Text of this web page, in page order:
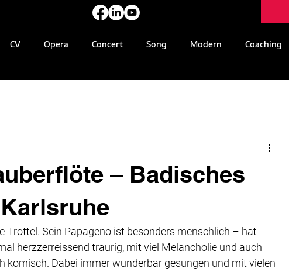
CV Opera Concert Song Modern Coaching
– Badisches
Trottel. Sein Papageno ist besonders menschlich – hat
herzzerreissend traurig, mit viel Melancholie und auch
komisch. Dabei immer wunderbar gesungen und mit vielen